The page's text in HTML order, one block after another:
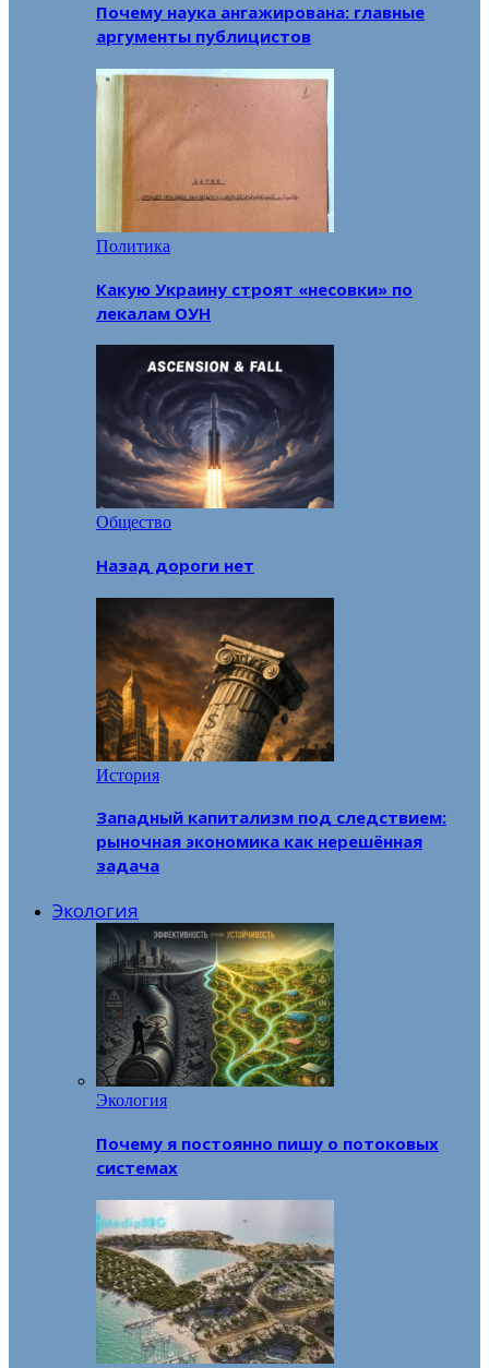
Почему наука ангажирована: главные
аргументы публицистов
Политика
Какую Украину строят «несовки» по
лекалам ОУН
Общество
Назад дороги нет
История
Западный капитализм под следствием:
рыночная экономика как нерешённая
задача
Экология
Экология
Почему я постоянно пишу о потоковых
системах